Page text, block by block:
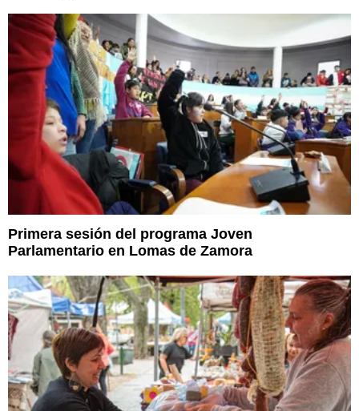
Primera sesión del programa Joven
Parlamentario en Lomas de Zamora